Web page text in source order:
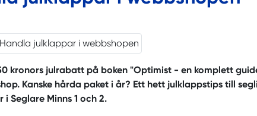
kronors julrabatt på boken "Optimist - en komplett
Kanske hårda paket i år? Ett hett julklappstips till
i Seglare Minns 1 och 2.